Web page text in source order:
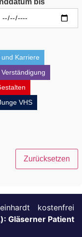
bis
und Karriere
VHS
Zurücksetzen
Gläserner Patient
kostenfrei